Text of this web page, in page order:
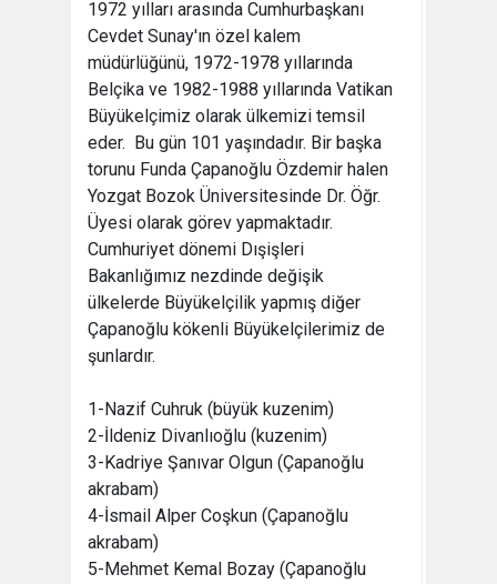
1972 yılları arasında Cumhurbaşkanı
Cevdet Sunay'ın özel kalem
müdürlüğünü, 1972-1978 yıllarında
Belçika ve 1982-1988 yıllarında Vatikan
Büyükelçimiz olarak ülkemizi temsil
eder. Bu gün 101 yaşındadır. Bir başka
torunu Funda Çapanoğlu Özdemir halen
Yozgat Bozok Üniversitesinde Dr. Öğr.
Üyesi olarak görev yapmaktadır.
Cumhuriyet dönemi Dışişleri
Bakanlığımız nezdinde değişik
ülkelerde Büyükelçilik yapmış diğer
Çapanoğlu kökenli Büyükelçilerimiz de
şunlardır.
1-Nazif Cuhruk (büyük kuzenim)
2-İldeniz Divanlıoğlu (kuzenim)
3-Kadriye Şanıvar Olgun (Çapanoğlu
akrabam)
4-İsmail Alper Coşkun (Çapanoğlu
akrabam)
5-Mehmet Kemal Bozay (Çapanoğlu